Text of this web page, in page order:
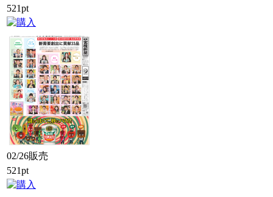
521pt
02/26販売
521pt